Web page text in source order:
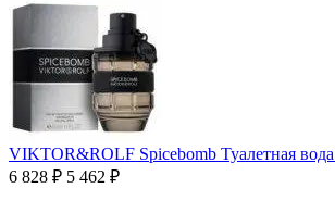
VIKTOR&ROLF Spicebomb Туалетная
6 828 ₽ 5 462 ₽